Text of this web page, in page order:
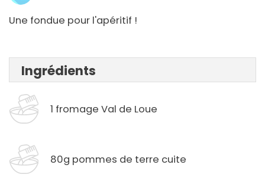
Une fondue pour l'apéritif !
Ingrédients
1 fromage Val de Loue
80g pommes de terre cuite